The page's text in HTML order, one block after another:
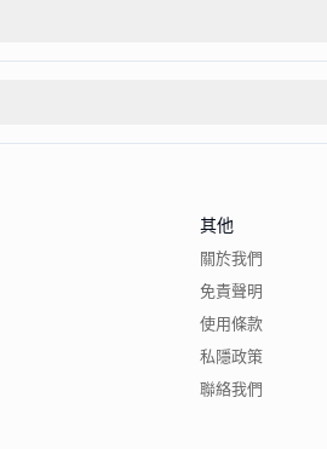
其他
關於我們
免責聲明
使用條款
私隱政策
聯絡我們